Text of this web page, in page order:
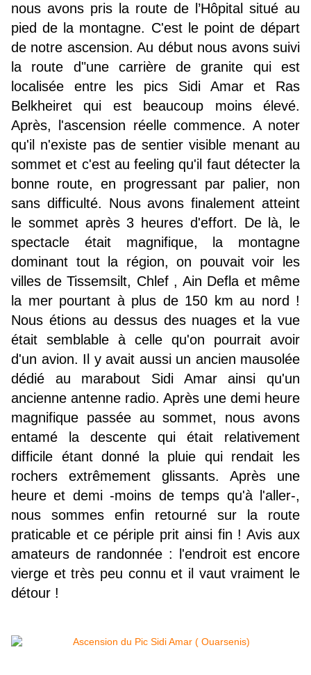
nous avons pris la route de l’Hôpital situé au
pied de la montagne. C'est le point de départ
de notre ascension. Au début nous avons suivi
la route d"une carrière de granite qui est
localisée entre les pics Sidi Amar et Ras
Belkheiret qui est beaucoup moins élevé.
Après, l'ascension réelle commence. A noter
qu'il n'existe pas de sentier visible menant au
sommet et c'est au feeling qu'il faut détecter la
bonne route, en progressant par palier, non
sans difficulté. Nous avons finalement atteint
le sommet après 3 heures d'effort. De là, le
spectacle était magnifique, la montagne
dominant tout la région, on pouvait voir les
villes de Tissemsilt, Chlef , Ain Defla et même
la mer pourtant à plus de 150 km au nord !
Nous étions au dessus des nuages et la vue
était semblable à celle qu'on pourrait avoir
d'un avion. Il y avait aussi un ancien mausolée
dédié au marabout Sidi Amar ainsi qu'un
ancienne antenne radio. Après une demi heure
magnifique passée au sommet, nous avons
entamé la descente qui était relativement
difficile étant donné la pluie qui rendait les
rochers extrêmement glissants. Après une
heure et demi -moins de temps qu'à l'aller-,
nous sommes enfin retourné sur la route
praticable et ce périple prit ainsi fin ! Avis aux
amateurs de randonnée : l'endroit est encore
vierge et très peu connu et il vaut vraiment le
détour !